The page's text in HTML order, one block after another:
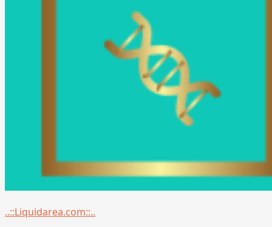
Menu
..::Liquidarea.com::..